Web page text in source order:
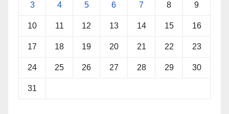
3 4 5 6 7 8 9
10 11 12 13 14 15 16
17 18 19 20 21 22 23
24 25 26 27 28 29 30
31